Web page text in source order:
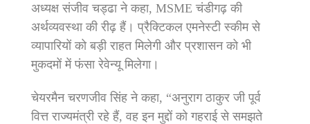
अध्यक्ष संजीव चड्ढा ने कहा, MSME चंडीगढ़ की
अर्थव्यवस्था की रीढ़ हैं। प्रैक्टिकल एमनेस्टी स्कीम से
व्यापारियों को बड़ी राहत मिलेगी और प्रशासन को भी
मुकदमों में फंसा रेवेन्यू मिलेगा।
चेयरमैन चरणजीव सिंह ने कहा, “अनुराग ठाकुर जी पूर्व
वित्त राज्यमंत्री रहे हैं, वह इन मुद्दों को गहराई से समझते